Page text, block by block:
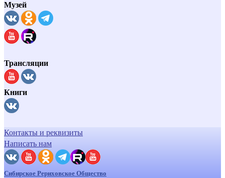
Музей
Трансляции
Книги
Контакты и реквизиты
Написать нам
Сибирское Рериховское Общество